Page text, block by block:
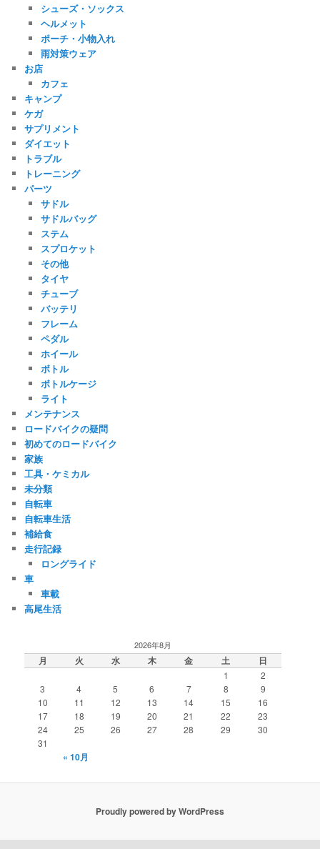
シューズ・ソックス
ヘルメット
ポーチ・小物入れ
雨対策ウェア
お店
カフェ
キャンプ
ケガ
サプリメント
ダイエット
トラブル
トレーニング
パーツ
サドル
サドルバッグ
ステム
スプロケット
その他
タイヤ
チューブ
バッテリ
フレーム
ペダル
ホイール
ボトル
ボトルケージ
ライト
メンテナンス
ロードバイクの疑問
初めてのロードバイク
家族
工具・ケミカル
未分類
自転車
自転車生活
補給食
走行記録
ロングライド
車
車載
高尾生活
2026年8月
月 火 水 木 金 土 日
1
2
3
4 5 6 7 8
9
10
11 12 13 14 15
16
17
18 19 20 21 22
23
24
25 26 27 28 29
30
31
« 10月
Proudly powered by WordPress